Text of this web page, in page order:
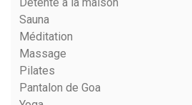
Sauna
Méditation
Massage
Pilates
Pantalon de Goa